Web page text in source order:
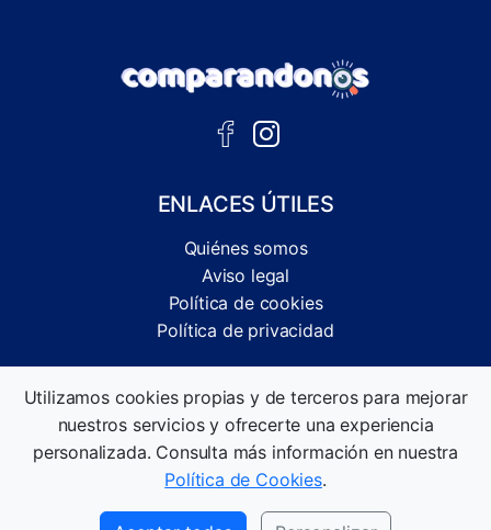
ENLACES ÚTILES
Quiénes somos
Aviso legal
Política de cookies
Política de privacidad
informativas.
©2026 Comparandonos. Todos los derechos reservados.
Utilizamos cookies propias y de terceros para mejorar
nuestros servicios y ofrecerte una experiencia
personalizada. Consulta más información en nuestra
Política de Cookies.